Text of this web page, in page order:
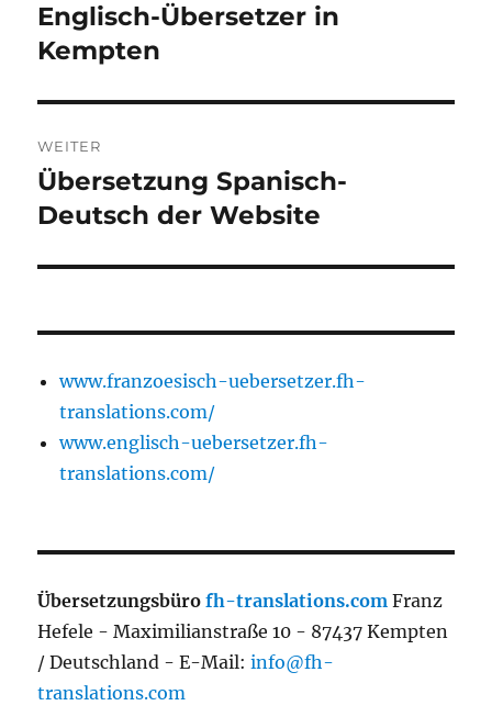
Vorheriger
Beitrag:
Englisch-Übersetzer in
Kempten
WEITER
Nächster
Beitrag:
Übersetzung Spanisch-
Deutsch der Website
www.franzoesisch-uebersetzer.fh-
translations.com/
www.englisch-uebersetzer.fh-
translations.com/
Übersetzungsbürofh-translations.com Franz
Hefele - Maximilianstraße 10 - 87437 Kempten
/ Deutschland - E-Mail:info@fh-
translations.com